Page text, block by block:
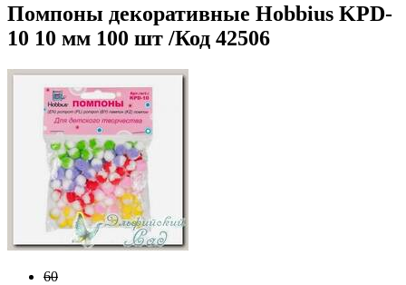
Помпоны декоративные Hobbius KPD-
10 10 мм 100 шт /Код 42506
60